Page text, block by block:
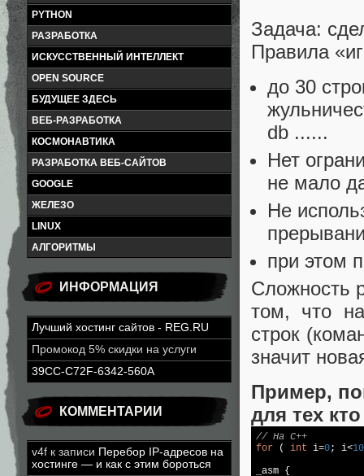
PYTHON
РАЗРАБОТКА
ИСКУССТВЕННЫЙ ИНТЕЛЛЕКТ
OPEN SOURCE
БУДУЩЕЕ ЗДЕСЬ
ВЕБ-РАЗРАБОТКА
КОСМОНАВТИКА
РАЗРАБОТКА ВЕБ-САЙТОВ
GOOGLE
ЖЕЛЕЗО
LINUX
АЛГОРИТМЫ
ИНФОРМАЦИЯ
Лучший хостинг сайтов - REG.RU
Промокод 5% скидки на услуги
39CC-C72F-6342-560A
КОММЕНТАРИИ
v4f к записи Перебор IP-адресов на
хостинге — и как с этим бороться
Задача:
Правила
до 30
db ......
Нет
не мало
Не
при этом
Сложность
том, что
строк
значит
Пример,
для тех
// На C++
for ( int i=0; i<